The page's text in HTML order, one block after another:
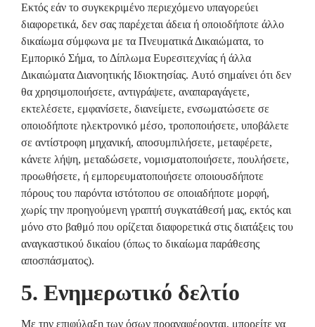
Εκτός εάν το συγκεκριμένο περιεχόμενο υπαγορεύει
διαφορετικά, δεν σας παρέχεται άδεια ή οποιοδήποτε άλλο
δικαίωμα σύμφωνα με τα Πνευματικά Δικαιώματα, το
Εμπορικό Σήμα, το Δίπλωμα Ευρεσιτεχνίας ή άλλα
Δικαιώματα Διανοητικής Ιδιοκτησίας. Αυτό σημαίνει ότι δεν
θα χρησιμοποιήσετε, αντιγράψετε, αναπαραγάγετε,
εκτελέσετε, εμφανίσετε, διανείμετε, ενσωματώσετε σε
οποιοδήποτε ηλεκτρονικό μέσο, τροποποιήσετε, υποβάλετε
σε αντίστροφη μηχανική, αποσυμπιλήσετε, μεταφέρετε,
κάνετε λήψη, μεταδώσετε, νομισματοποιήσετε, πουλήσετε,
προωθήσετε, ή εμπορευματοποιήσετε οποιουσδήποτε
πόρους του παρόντα ιστότοπου σε οποιαδήποτε μορφή,
χωρίς την προηγούμενη γραπτή συγκατάθεσή μας, εκτός και
μόνο στο βαθμό που ορίζεται διαφορετικά στις διατάξεις του
αναγκαστικού δικαίου (όπως το δικαίωμα παράθεσης
αποσπάσματος).
5. Ενημερωτικό δελτίο
Με την επιφύλαξη των όσων προαναφέρονται, μπορείτε να